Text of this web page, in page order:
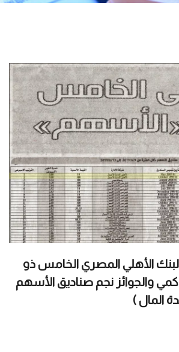
الأهلي المصري الخامس ذو
والجوائز نجم صناديق الأسهم